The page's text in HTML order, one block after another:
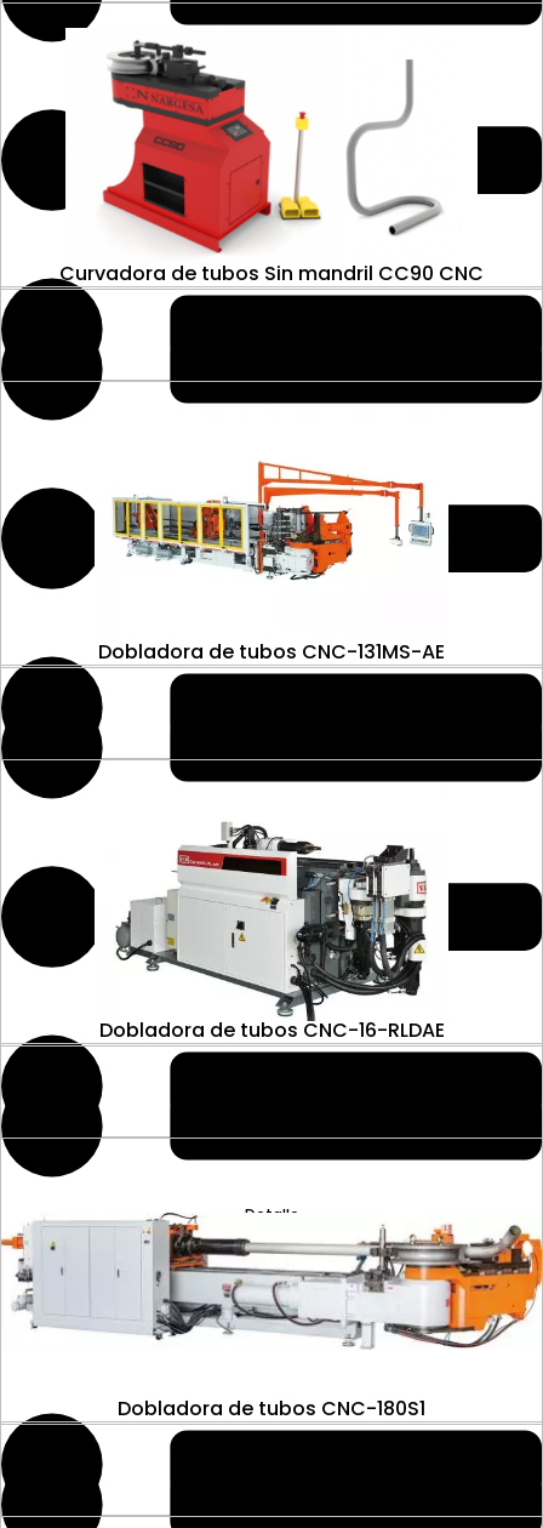
Detalle
Curvadora de tubos Sin mandril CC90 CNC
Detalle
Dobladora de tubos CNC-131MS-AE
Detalle
Dobladora de tubos CNC-16-RLDAE
Dobladora de tubos CNC-180S1